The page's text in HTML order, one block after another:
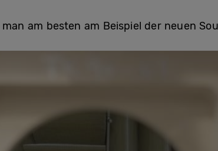
am besten am Beispiel der neuen